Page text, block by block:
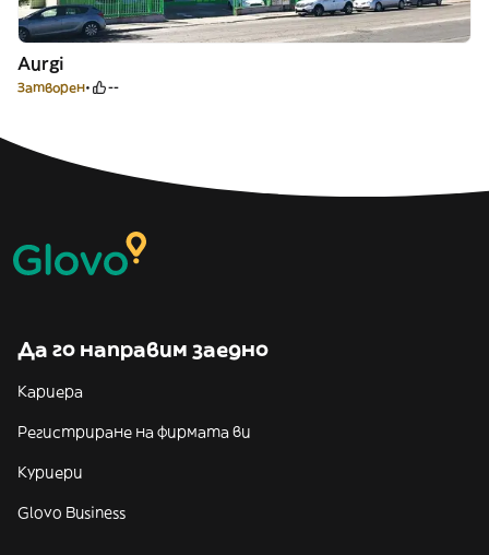
Aurgi
Затворен --
Да го направим заедно
Кариера
Регистриране на фирмата ви
Куриери
Glovo Business